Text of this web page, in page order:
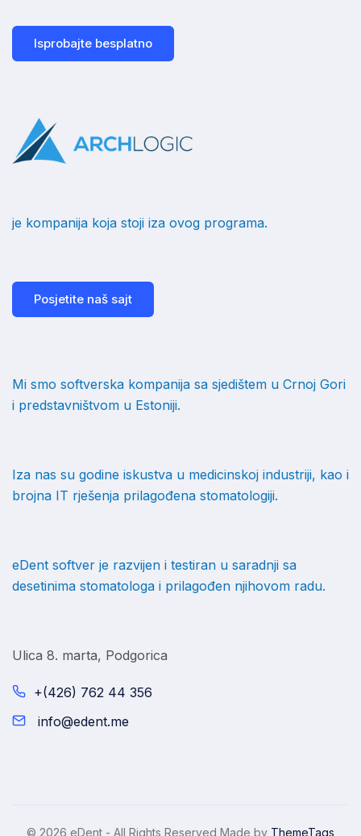
Isprobajte besplatno
je kompanija koja stoji iza ovog programa.
Posjetite naš sajt
Mi smo softverska kompanija sa sjedištem u Crnoj Gori
i predstavništvom u Estoniji.
Iza nas su godine iskustva u medicinskoj industriji, kao i
brojna IT rješenja prilagođena stomatologiji.
eDent softver je razvijen i testiran u saradnji sa
desetinima stomatologa i prilagođen njihovom radu.
Ulica 8. marta, Podgorica
+(426) 762 44 356
info@edent.me
© 2026 eDent - All Rights Reserved Made by ThemeTags